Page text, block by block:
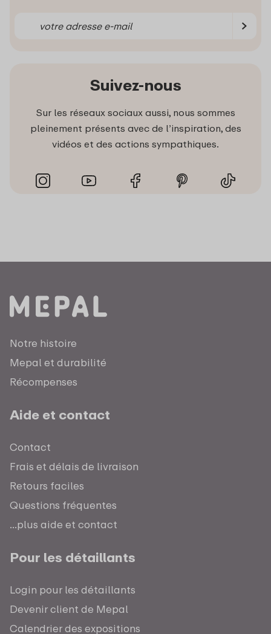
Suivez-nous
Sur les réseaux sociaux aussi, nous sommes
pleinement présents avec de l’inspiration, des
vidéos et des actions sympathiques.
Notre histoire
Mepal et durabilité
Récompenses
Aide et contact
Contact
Frais et délais de livraison
Retours faciles
Questions fréquentes
...plus aide et contact
Pour les détaillants
Login pour les détaillants
Devenir client de Mepal
Calendrier des expositions